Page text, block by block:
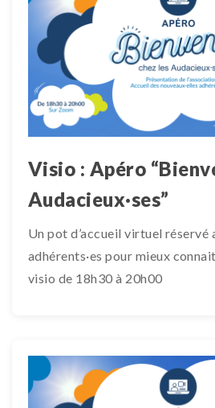
Visio : Apéro
Audacieux·ses”
Un pot d’accueil virtuel réservé
adhérents·es pour mieux
visio de 18h30 à 20h00